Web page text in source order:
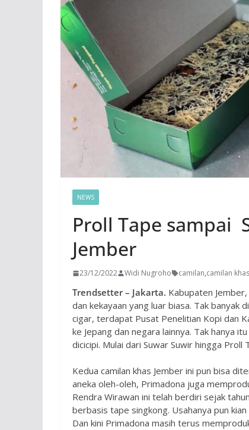
NEWS
Proll Tape sampai
Jember
23/12/2022 Widi Nugroho camilan,camilan
Trendsetter – Jakarta. Kabupaten
dan kekayaan yang luar biasa. Tak banyak
cigar, terdapat Pusat Penelitian Kopi dan
ke Jepang dan negara lainnya. Tak hanya
dicicipi. Mulai dari Suwar Suwir hingga
Kedua camilan khas Jember ini pun bisa
aneka oleh-oleh, Primadona juga
Rendra Wirawan ini telah berdiri sejak
berbasis tape singkong. Usahanya pun
Dan kini Primadona masih terus